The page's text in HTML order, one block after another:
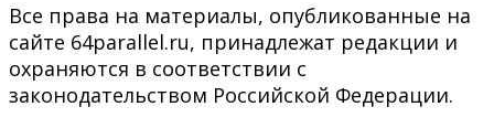
Все права на материалы, опубликованные на
сайте 64parallel.ru, принадлежат редакции и
охраняются в соответствии с
законодательством Российской Федерации.